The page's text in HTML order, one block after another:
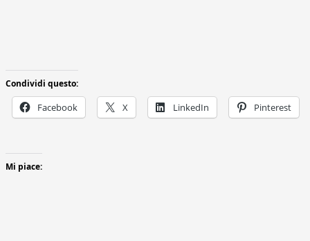
Condividi questo:
Facebook X LinkedIn Pinterest
Mi piace: